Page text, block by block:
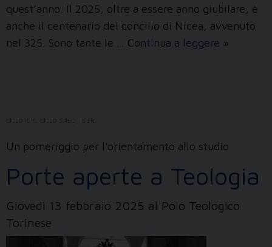
quest’anno. Il 2025, oltre a essere anno giubilare, è
anche il centenario del concilio di Nicea, avvenuto
nel 325. Sono tante le … Continua a leggere Attualità
da
»
CICLO IST.
Un pomeriggio per l'orientamento allo studio
Porte aperte a Teologia
Giovedì 13 febbraio 2025 al Polo Teologico
Torinese